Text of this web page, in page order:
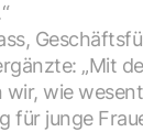
„Mit
wir, wie
für junge